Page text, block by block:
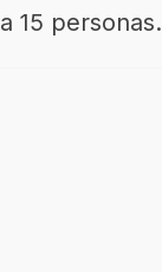
15 personas.